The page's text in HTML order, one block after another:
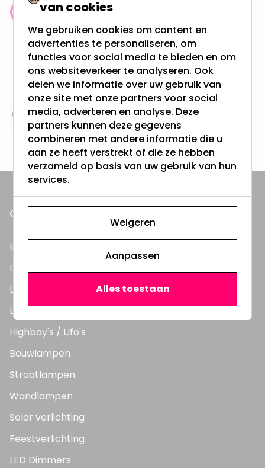
meer dan 100.000 klanten gingen u voor
Gratis verzending + snel geleverd
Vanaf EUR100,- naar NL & BE
& 100 dagen recht op retour
Altijd uit eigen voorraad
3000m2 - 60.000+ Producten
ONZE PRODUCTEN
Inbouwspots
LED Lampen
LED TL Buizen
LED Panelen
Highbay's / Ufo's
Bouwlampen
Straatlampen
Wandlampen
Solar verlichting
Feestverlichting
LED Dimmers
van cookies
We gebruiken cookies om content en
advertenties te personaliseren, om
functies voor social media te bieden en om
ons websiteverkeer te analyseren. Ook
delen we informatie over uw gebruik van
onze site met onze partners voor social
media, adverteren en analyse. Deze
partners kunnen deze gegevens
combineren met andere informatie die u
aan ze heeft verstrekt of die ze hebben
verzameld op basis van uw gebruik van hun
services.
Weigeren
Aanpassen
Alles toestaan